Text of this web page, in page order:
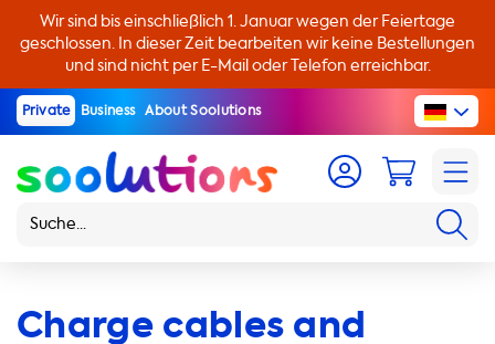
Wir sind bis einschließlich 1. Januar wegen der Feiertage
geschlossen. In dieser Zeit bearbeiten wir keine Bestellungen
und sind nicht per E-Mail oder Telefon erreichbar.
Private Business About Soolutions
Charge cables and